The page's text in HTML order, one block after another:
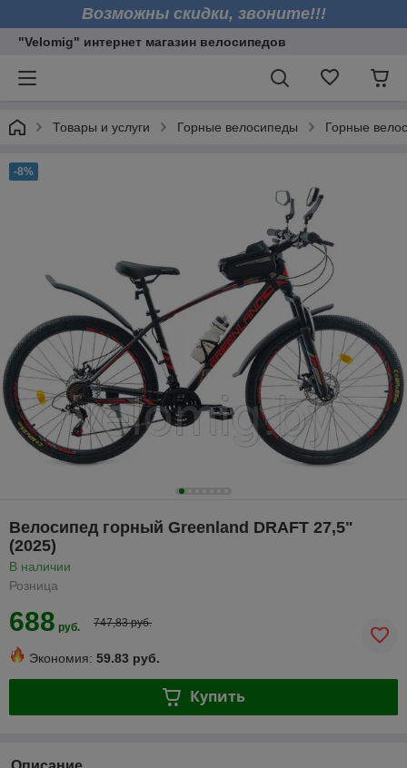
Возможны скидки, звоните!!!
"Velomig" интернет магазин велосипедов
Товары и услуги Горные велосипеды Горные
-8%
Велосипед горный Greenland DRAFT 27,5"
(2025)
В наличии
Розница
688 руб. 747,83 руб.
Экономия: 59.83 руб.
Купить